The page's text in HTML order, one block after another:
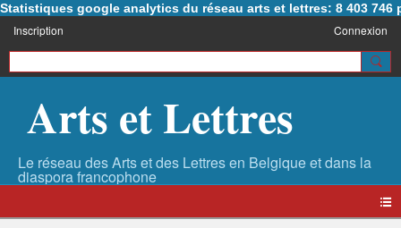
Statistiques google analytics du réseau arts et lettres: 8 403 746
Inscription Connexion
Arts et Lettres